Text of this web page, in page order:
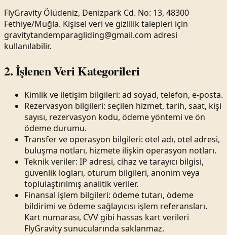
FlyGravity Ölüdeniz, Denizpark Cd. No: 13, 48300
Fethiye/Muğla. Kişisel veri ve gizlilik talepleri için
gravitytandemparagliding@gmail.com adresi
kullanılabilir.
2. İşlenen Veri Kategorileri
Kimlik ve iletişim bilgileri: ad soyad, telefon, e-posta.
Rezervasyon bilgileri: seçilen hizmet, tarih, saat, kişi
sayısı, rezervasyon kodu, ödeme yöntemi ve ön
ödeme durumu.
Transfer ve operasyon bilgileri: otel adı, otel adresi,
buluşma notları, hizmete ilişkin operasyon notları.
Teknik veriler: IP adresi, cihaz ve tarayıcı bilgisi,
güvenlik logları, oturum bilgileri, anonim veya
toplulaştırılmış analitik veriler.
Finansal işlem bilgileri: ödeme tutarı, ödeme
bildirimi ve ödeme sağlayıcısı işlem referansları.
Kart numarası, CVV gibi hassas kart verileri
FlyGravity sunucularında saklanmaz.